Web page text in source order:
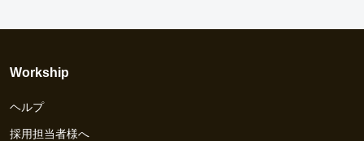
Workship
ヘルプ
採用担当者様へ